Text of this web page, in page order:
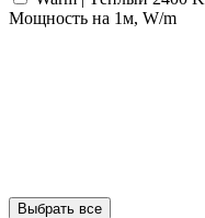
Мощность на 1м, W/m
Выбрать все